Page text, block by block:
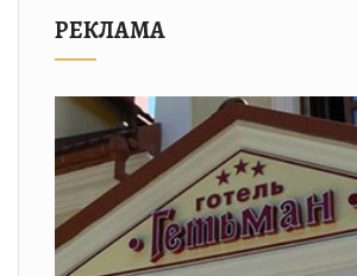
РЕКЛАМА